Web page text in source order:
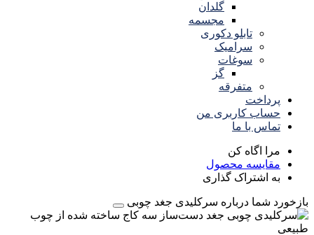
گلدان
مجسمه
تابلو دکوری
سرامیک
سوغات
گز
متفرقه
پرداخت
حساب کاربری من
تماس با ما
مرا اگاه کن
مقایسه محصول
به اشتراک گذاری
بازخورد شما درباره سرکلیدی جغد چوبی